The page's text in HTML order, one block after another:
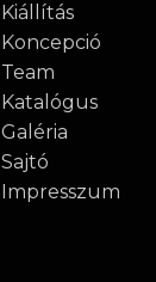
Kiállítás
Koncepció
Team
Katalógus
Galéria
Sajtó
Impresszum